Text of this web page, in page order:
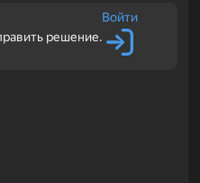
решение.
Войти